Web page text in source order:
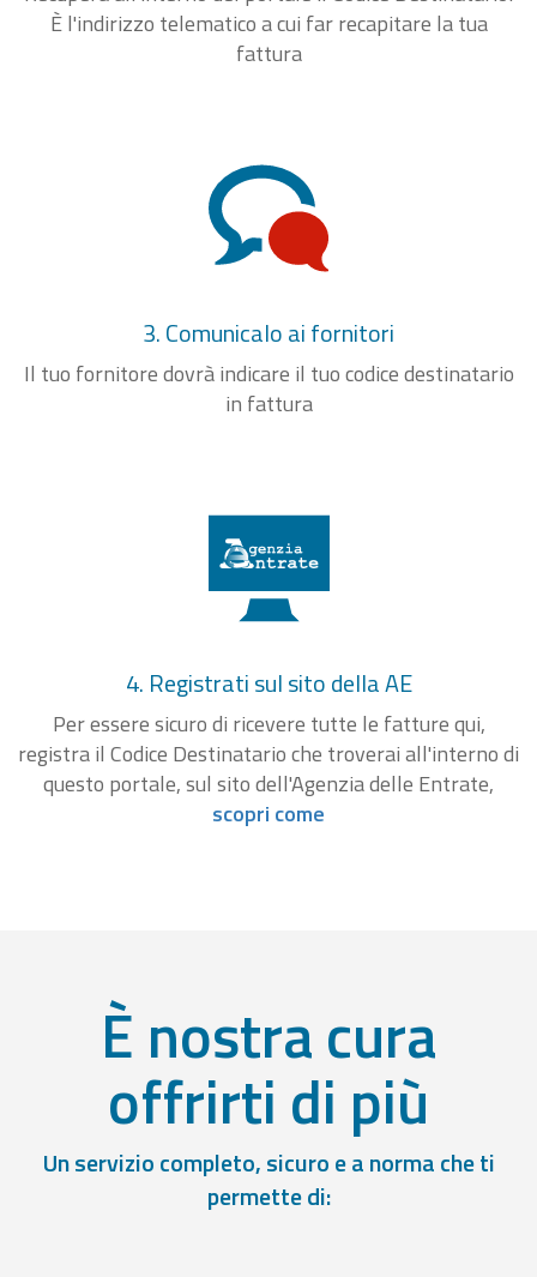
È l'indirizzo telematico a cui far recapitare la tua
fattura
3. Comunicalo ai fornitori
Il tuo fornitore dovrà indicare il tuo codice destinatario
in fattura
4. Registrati sul sito della AE
Per essere sicuro di ricevere tutte le fatture qui,
registra il Codice Destinatario che troverai all'interno di
questo portale, sul sito dell'Agenzia delle Entrate,
scopri come
È nostra cura
offrirti di più
Un servizio completo, sicuro e a norma che ti
permette di: